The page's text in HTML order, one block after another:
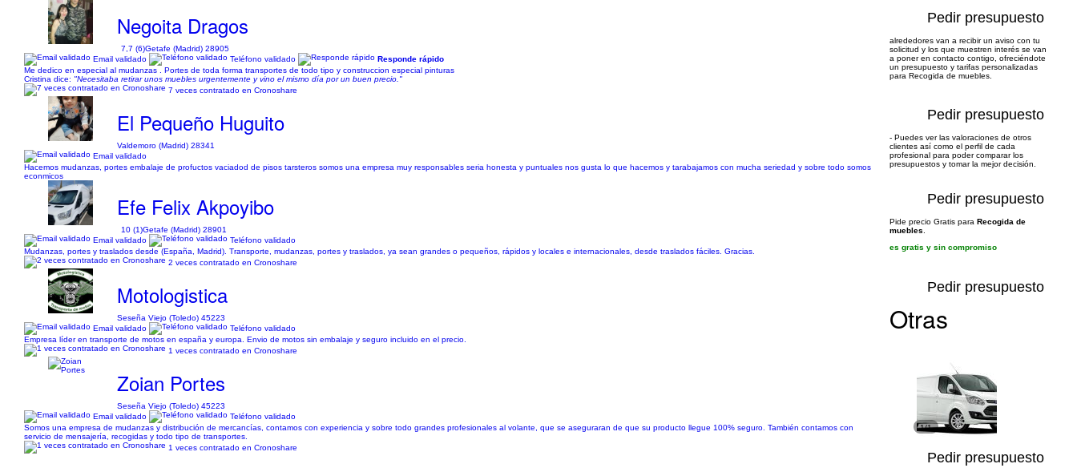
Negoita Dragos
7,7 (6)Getafe (Madrid) 28905
Email validado
Teléfono validado
Responde rápido
Me dedico en especial al mudanzas . Portes de toda forma transportes de todo tipo y construccion especial pinturas
Cristina dice: "Necesitaba retirar unos muebles urgentemente y vino el mismo día por un buen precio."
7 veces contratado en Cronoshare
Pedir presupuesto
El Pequeño Huguito
Valdemoro (Madrid) 28341
Email validado
Hacemos mudanzas, portes embalaje de profuctos vaciadod de pisos tarsteros somos una empresa muy responsables seria honesta y puntuales nos gusta lo que hacemos y tarabajamos con mucha seriedad y sobre todo somos
econmicos
Pedir presupuesto
Efe Felix Akpoyibo
10 (1)Getafe (Madrid) 28901
Email validado
Teléfono validado
Mudanzas, portes y traslados desde (España, Madrid). Transporte, mudanzas, portes y traslados, ya sean grandes o pequeños, rápidos y locales e internacionales, desde traslados fáciles. Gracias.
2 veces contratado en Cronoshare
Pedir presupuesto
Motologistica
Seseña Viejo (Toledo) 45223
Email validado
Teléfono validado
Empresa líder en transporte de motos en españa y europa. Envio de motos sin embalaje y seguro incluido en el precio.
1 veces contratado en Cronoshare
Pedir presupuesto
Zoian Portes
Seseña Viejo (Toledo) 45223
Email validado
Teléfono validado
Somos una empresa de mudanzas y distribución de mercancías, contamos con experiencia y sobre todo grandes profesionales al volante, que se aseguraran de que su producto llegue 100% seguro. También contamos con
servicio de mensajería, recogidas y todo tipo de transportes.
1 veces contratado en Cronoshare
1/1
Pedir presupuesto
alrededores van a recibir un aviso con tu
solicitud y los que muestren interés se van
a poner en contacto contigo, ofreciéndote
un presupuesto y tarifas personalizadas
para Recogida de muebles.
- Puedes ver las valoraciones de otros
clientes así como el perfil de cada
profesional para poder comparar los
presupuestos y tomar la mejor decisión.
Pide precio Gratis para Recogida de
muebles
es gratis y sin compromiso
Otras